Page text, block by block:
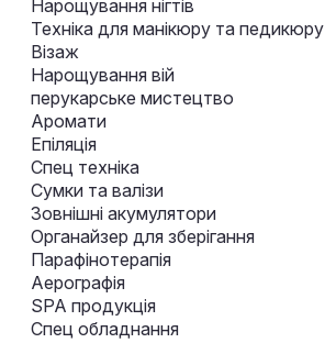
Нарощування нігтів
Техніка для манікюру та педикюру
Візаж
Нарощування вій
перукарське мистецтво
Аромати
Епіляція
Спец техніка
Сумки та валізи
Зовнішні акумулятори
Органайзер для зберігання
Парафінотерапія
Аерографія
SPA продукція
Спец обладнання